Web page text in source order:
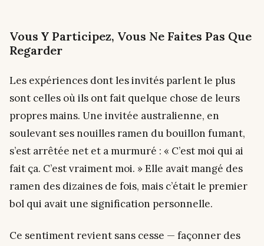
Vous Y Participez, Vous Ne Faites Pas Que
Regarder
Les expériences dont les invités parlent le plus
sont celles où ils ont fait quelque chose de leurs
propres mains. Une invitée australienne, en
soulevant ses nouilles ramen du bouillon fumant,
s’est arrêtée net et a murmuré : « C’est moi qui ai
fait ça. C’estvraimentmoi. » Elle avait mangé des
ramen des dizaines de fois, mais c’était le premier
bol qui avait une signification personnelle.
Ce sentiment revient sans cesse — façonner des